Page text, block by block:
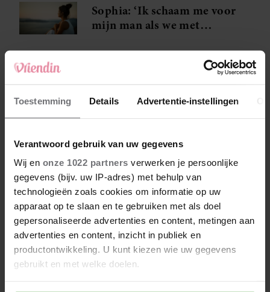
Toestemming Details Advertentie-instellingen
Verantwoord gebruik van uw gegevens
Wij en onze 1022 partners verwerken je persoonlijke
gegevens (bijv. uw IP-adres) met behulp van
technologieën zoals cookies om informatie op uw
apparaat op te slaan en te gebruiken met als doel
gepersonaliseerde advertenties en content, metingen aan
advertenties en content, inzicht in publiek en
productontwikkeling. U kunt kiezen wie uw gegevens
gebruikt en met welke doelen.
Sophia: ‘Ik schaam me voor
mijn man als we met
Augustus 2026 horoscoop:
voor jou in de sterren
Madelon: ‘Ik heb spijt dat
ik mijn vier kinderen zo
dicht op elkaar heb
gekregen’